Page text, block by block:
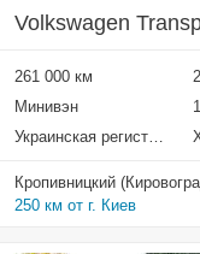
Volkswagen
261 000 км
Минивэн
Украинская регистрация
Кропивницкий
250 км от г. Киев